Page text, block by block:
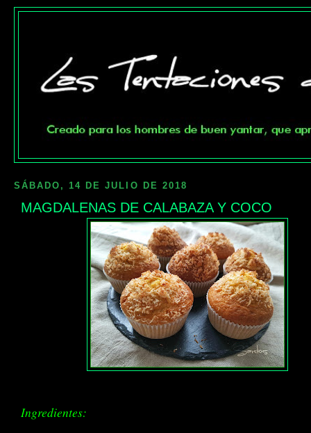
SÁBADO, 14 DE JULIO DE 2018
MAGDALENAS DE CALABAZA Y COCO
Ingredientes: